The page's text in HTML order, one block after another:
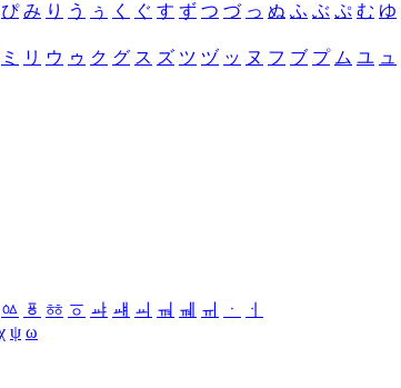
ぴ み り う ぅ く ぐ す ず つ づ っ ぬ ふ ぶ ぷ む ゆ
ミ リ ウ ゥ ク グ ス ズ ツ ヅ ッ ヌ フ ブ プ ム ユ ュ
ㆃ ㆄ ㆅ ㆆ ㆇ ㆈ ㆉ ㆊ ㆋ ㆌ ㆍ
ㆎ
ψ ω